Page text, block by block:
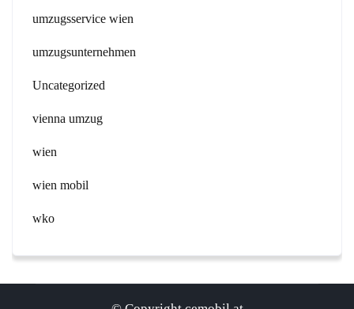
umzugsservice wien
umzugsunternehmen
Uncategorized
vienna umzug
wien
wien mobil
wko